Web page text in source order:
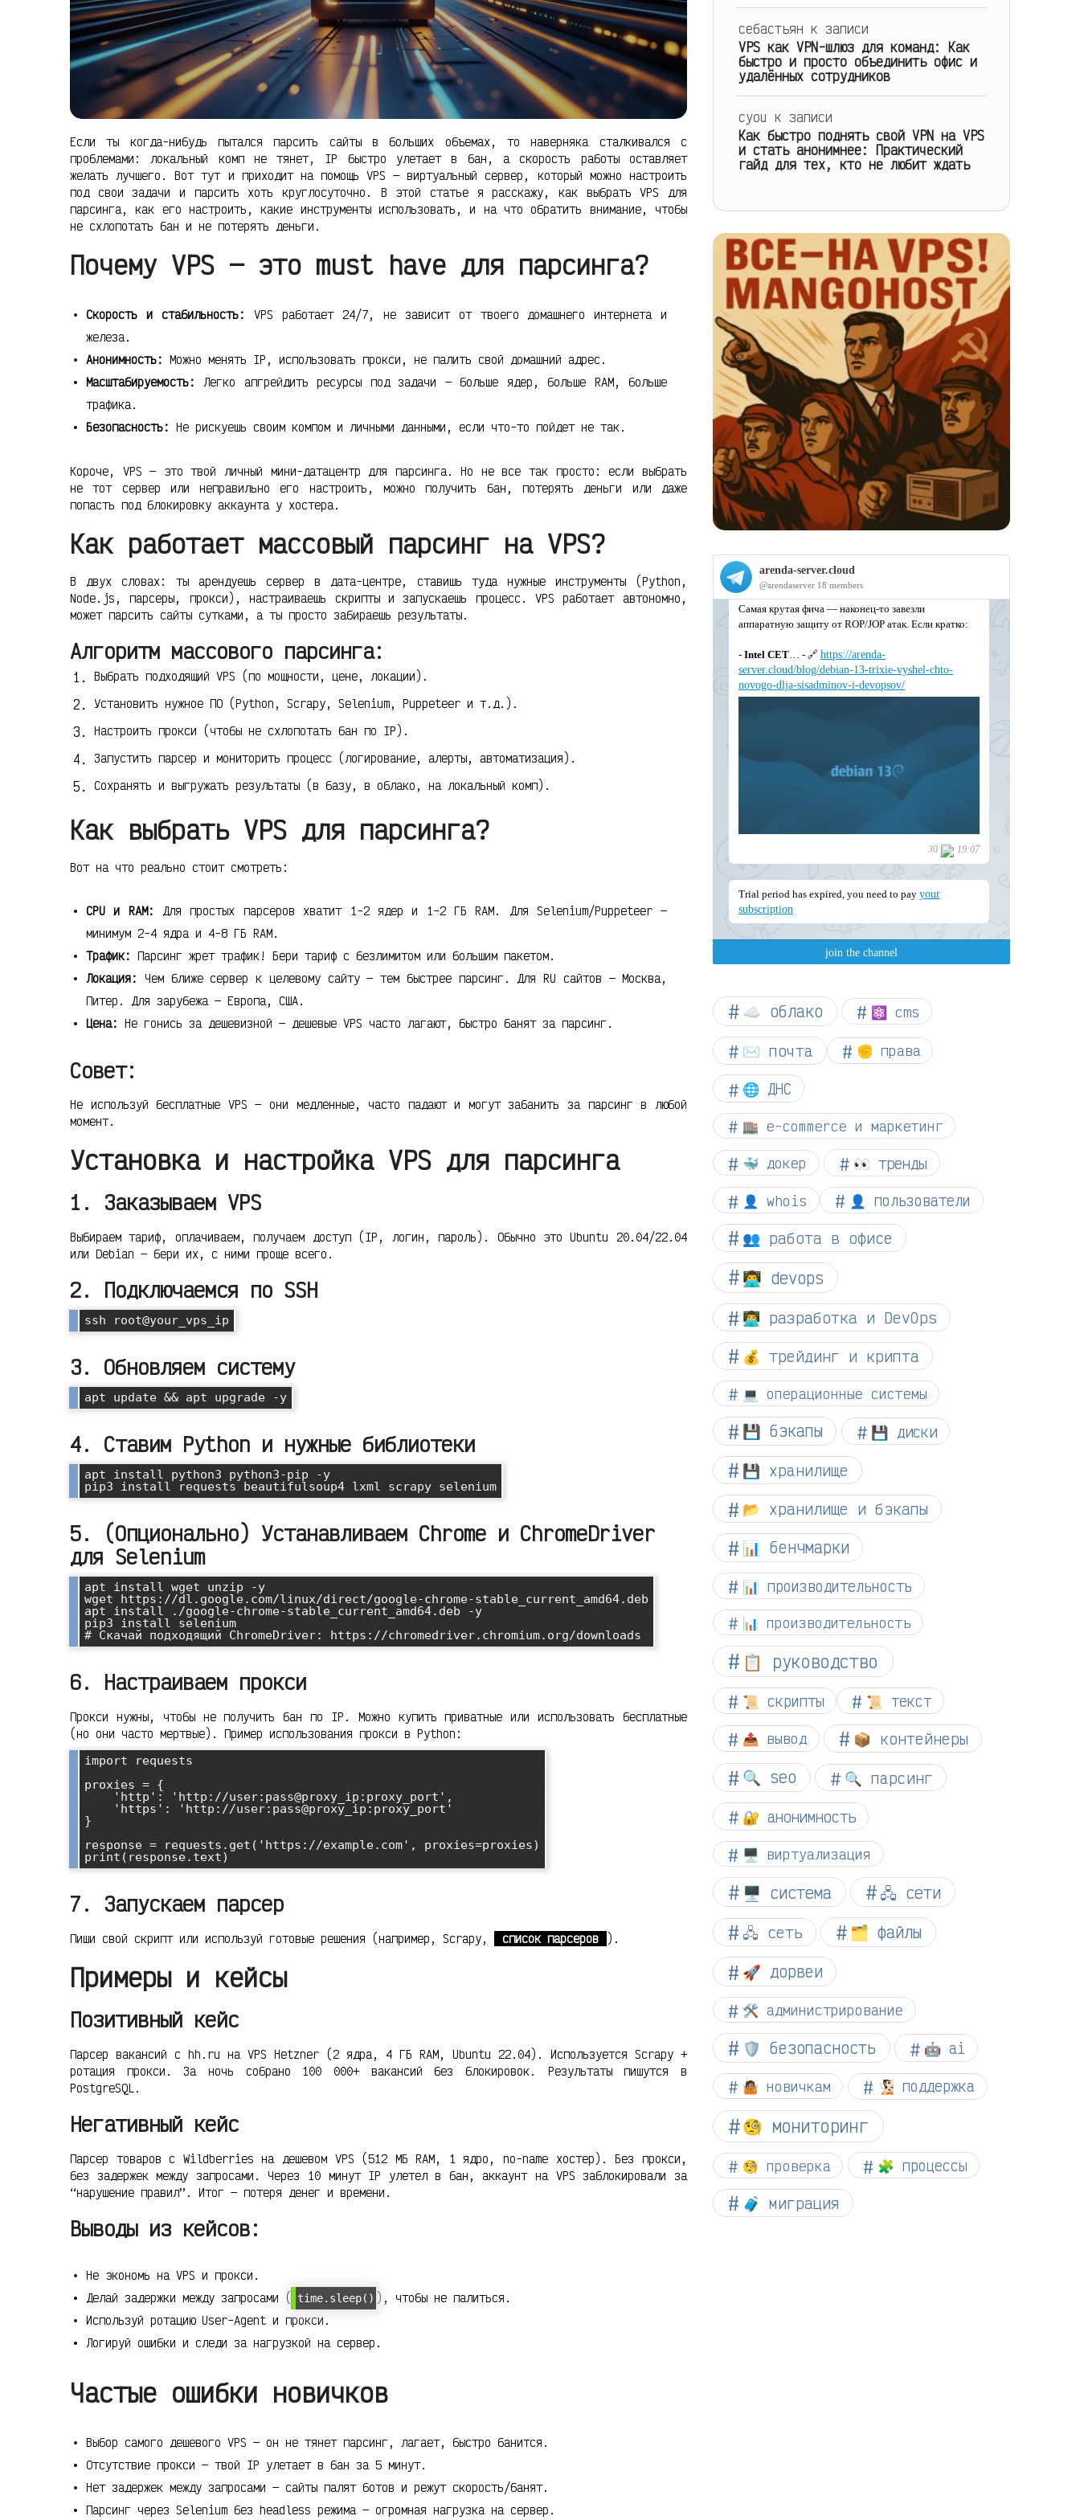
Если ты когда-нибудь пытался парсить сайты в больших объемах, то наверняка сталкивался с
проблемами: локальный комп не тянет, IP быстро улетает в бан, а скорость работы оставляет
желать лучшего. Вот тут и приходит на помощь VPS — виртуальный сервер, который можно настроить
под свои задачи и парсить хоть круглосуточно. В этой статье я расскажу, как выбрать VPS для
парсинга, как его настроить, какие инструменты использовать, и на что обратить внимание, чтобы
не схлопотать бан и не потерять деньги.
Почему VPS — это must have для парсинга?
Скорость и стабильность:
VPS работает 24/7, не зависит от твоего домашнего интернета и
железа.
Анонимность: Можно менять IP, использовать прокси, не палить свой домашний адрес.
Масштабируемость:
Легко апгрейдить ресурсы под задачи — больше ядер, больше RAM, больше
трафика.
Безопасность: Не рискуешь своим компом и личными данными, если что-то пойдет не так.
Короче, VPS — это твой личный мини-датацентр для парсинга. Но не все так просто: если выбрать
не тот сервер или неправильно его настроить, можно получить бан, потерять деньги или даже
попасть под блокировку аккаунта у хостера.
Как работает массовый парсинг на VPS?
В двух словах: ты арендуешь сервер в дата-центре, ставишь туда нужные инструменты (Python,
Node.js, парсеры, прокси), настраиваешь скрипты и запускаешь процесс. VPS работает автономно,
может парсить сайты сутками, а ты просто забираешь результаты.
Алгоритм массового парсинга:
Выбрать подходящий VPS (по мощности, цене, локации).
Установить нужное ПО (Python, Scrapy, Selenium, Puppeteer и т.д.).
Настроить прокси (чтобы не схлопотать бан по IP).
Запустить парсер и мониторить процесс (логирование, алерты, автоматизация).
Сохранять и выгружать результаты (в базу, в облако, на локальный комп).
Как выбрать VPS для парсинга?
Вот на что реально стоит смотреть:
CPU и RAM: Для простых парсеров хватит 1-2 ядер и 1-2 ГБ RAM. Для Selenium/Puppeteer —
минимум 2-4 ядра и 4-8 ГБ RAM.
Трафик: Парсинг жрет трафик! Бери тариф с безлимитом или большим пакетом.
Локация: Чем ближе сервер к целевому сайту — тем быстрее парсинг. Для RU сайтов — Москва,
Питер. Для зарубежа — Европа, США.
Цена: Не гонись за дешевизной — дешевые VPS часто лагают, быстро банят за парсинг.
Совет:
Не используй бесплатные VPS — они медленные, часто падают и могут забанить за парсинг в любой
момент.
Установка и настройка VPS для парсинга
1. Заказываем VPS
Выбираем тариф, оплачиваем, получаем доступ (IP, логин, пароль). Обычно это Ubuntu 20.04/22.04
или Debian — бери их, с ними проще всего.
2. Подключаемся по SSH
3. Обновляем систему
4. Ставим Python и нужные библиотеки
apt install python3 python3-pip -y
5. (Опционально) Устанавливаем Chrome и ChromeDriver
для Selenium
apt install wget unzip -y
wget https://dl.google.com/linux/direct/google-chrome-stable_current_amd64.deb
apt install ./google-chrome-stable_current_amd64.deb -y
pip3 install selenium
6. Настраиваем прокси
Прокси нужны, чтобы не получить бан по IP. Можно купить приватные или использовать бесплатные
(но они часто мертвые). Пример использования прокси в Python:
import requests
proxies = {
}
response = requests.get('https://example.com', proxies=proxies)
7. Запускаем парсер
Пиши свой скрипт или используй готовые решения (например, Scrapy, список парсеров ).
Примеры и кейсы
Позитивный кейс
Парсер вакансий с hh.ru на VPS Hetzner (2 ядра, 4 ГБ RAM, Ubuntu 22.04). Используется Scrapy +
ротация прокси. За ночь собрано 100 000+ вакансий без блокировок. Результаты пишутся в
PostgreSQL.
Негативный кейс
Парсер товаров с Wildberries на дешевом VPS (512 МБ RAM, 1 ядро, no-name хостер). Без прокси,
без задержек между запросами. Через 10 минут IP улетел в бан, аккаунт на VPS заблокировали за
“нарушение правил”. Итог — потеря денег и времени.
Выводы из кейсов:
Не экономь на VPS и прокси.
Делай задержки между запросами (
time.sleep() ), чтобы не палиться.
Используй ротацию User-Agent и прокси.
Логируй ошибки и следи за нагрузкой на сервер.
Частые ошибки новичков
Выбор самого дешевого VPS — он не тянет парсинг, лагает, быстро банится.
Отсутствие прокси — твой IP улетает в бан за 5 минут.
Нет задержек между запросами — сайты палят ботов и режут скорость/банят.
Парсинг через Selenium без headless режима — огромная нагрузка на сервер.
себастьян к записи
VPS как VPN-шлюз для команд: Как
быстро и просто объединить офис и
удалённых сотрудников
cyou к записи
Как быстро поднять свой VPN на VPS
и стать анонимнее: Практический
гайд для тех, кто не любит ждать
☁︎ облако ⚛ cms
✉️ почта ✊ права
🌐 ДНС
🏬 e-commerce и маркетинг
🐳 докер 👀 тренды
👤 whois 👤 пользователи
👥 работа в офисе
👨‍💻 devops
👨‍💻 разработка и DevOps
💰 трейдинг и крипта
💻 операционные системы
💾 бэкапы 💾 диски
💾 хранилище
📂 хранилище и бэкапы
📊 бенчмарки
📊 производительность
📊 производительность
📋 руководство
📜 скрипты 📜 текст
📤 вывод 📦 контейнеры
🔍 seo 🔍 парсинг
🔐 анонимность
🖥️ виртуализация
🖥️ система 🖧 сети
🖧 сеть 🗂️ файлы
🚀 дорвеи
🛠️ администрирование
🛡️ безопасность 🤖 ai
🤷🏽 новичкам 🧏🏻 поддержка
🧐 мониторинг
🧐 проверка 🧩 процессы
🧳 миграция